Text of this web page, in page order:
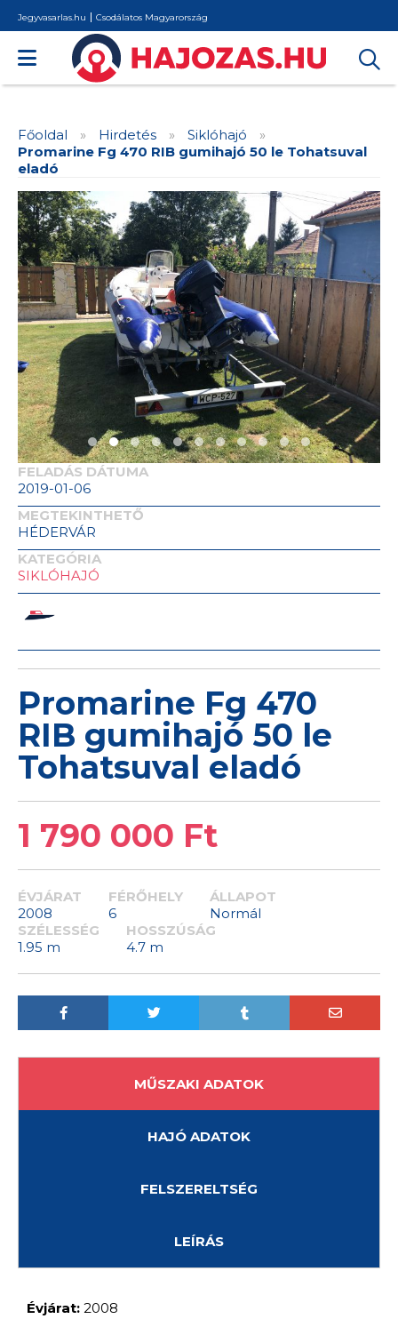
Jegyvasarlas.hu Csodálatos Magyarország
Főoldal » Hirdetés » Siklóhajó
»
Promarine Fg 470 RIB gumihajó 50 le Tohatsuval
eladó
FELADÁS DÁTUMA
2019-01-06
MEGTEKINTHETŐ
HÉDERVÁR
KATEGÓRIA
SIKLÓHAJÓ
Promarine Fg 470
RIB gumihajó 50 le
Tohatsuval eladó
1 790 000 Ft
ÉVJÁRAT
2008
FÉRŐHELY
6
ÁLLAPOT
Normál
SZÉLESSÉG
1.95 m
HOSSZÚSÁG
4.7 m
MŰSZAKI ADATOK
HAJÓ ADATOK
FELSZERELTSÉG
LEÍRÁS
Évjárat: 2008